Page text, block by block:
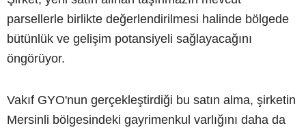
parsellerle birlikte değerlendirilmesi halinde bölgede
bütünlük ve gelişim potansiyeli sağlayacağını
öngörüyor.
Vakıf GYO'nun gerçekleştirdiği bu satın alma, şirketin
Mersinli bölgesindeki gayrimenkul varlığını daha da